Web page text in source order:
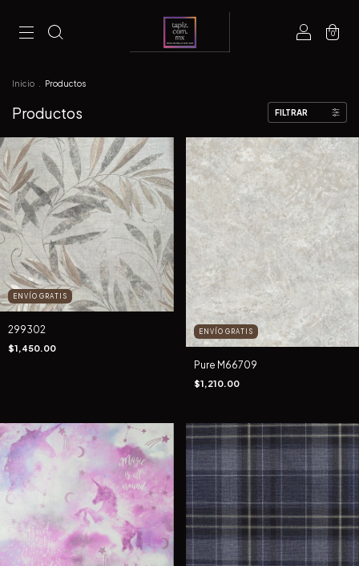
0
Inicio Productos
Productos FILTRAR
ENVÍO GRATIS
299302
$1,450.00
ENVÍO GRATIS
Pure M66709
$1,210.00